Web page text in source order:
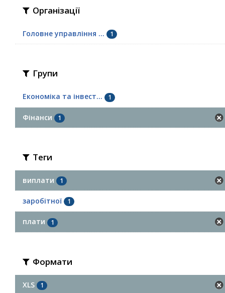
Організації
Головне управління ... 1
Групи
Економіка та інвест... 1
Фінанси 1
Теги
виплати 1
заробітної 1
плати 1
Формати
XLS 1